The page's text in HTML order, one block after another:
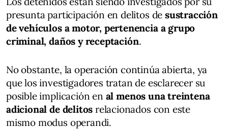
presunta participación en delitos de sustracción
de vehículos a motor, pertenencia a grupo
criminal, daños y receptación.
No obstante, la operación continúa abierta, ya
que los investigadores tratan de esclarecer su
posible implicación en al menos una treintena
adicional de delitos relacionados con este
mismo modus operandi.